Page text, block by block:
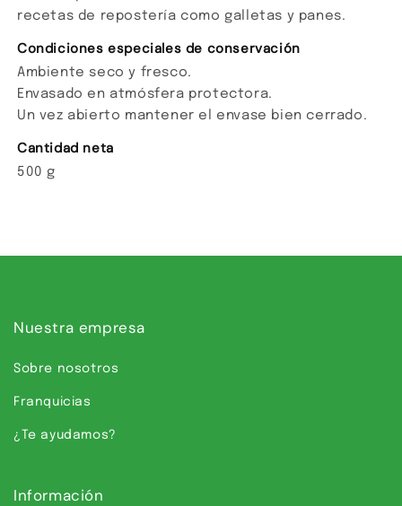
recetas de repostería como galletas y panes.
Condiciones especiales de conservación
Ambiente seco y fresco.
Envasado en atmósfera protectora.
Un vez abierto mantener el envase bien cerrado.
Cantidad neta
500 g
Nuestra empresa
Sobre nosotros
Franquicias
¿Te ayudamos?
Información